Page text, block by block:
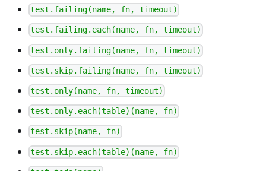
test.failing(name, fn, timeout)
test.failing.each(name, fn, timeout)
test.only.failing(name, fn, timeout)
test.skip.failing(name, fn, timeout)
test.only(name, fn, timeout)
test.only.each(table)(name, fn)
test.skip(name, fn)
test.skip.each(table)(name, fn)